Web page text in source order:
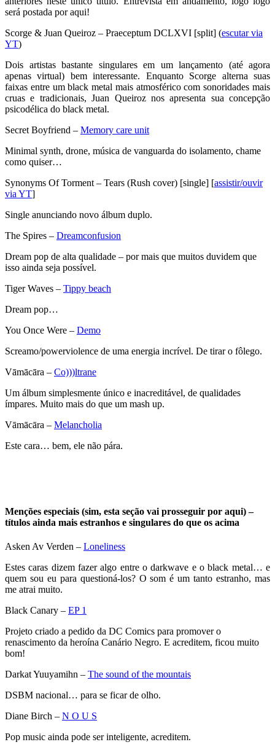
será postada por aqui!
Scorge & Juan Queiroz – Praeceptum DCLXVI [split] (escutar via
YT)
Dois artistas bastante singulares em um lançamento (até agora
apenas virtual) bem interessante. Enquanto Scorge alterna suas
faixas entre um black metal mais atmosférico com sonoridades mais
cruas e tradicionais, Juan Queiroz nos apresenta sua concepção
psicodélica do black metal.
Secret Boyfriend – Memory care unit
Minimal synth, drone, música de vanguarda do isolamento, chame
como quiser…
Synonyms Of Torment – Tears (Rush cover) [single] [assistir/ouvir
via YT]
Single anunciando novo álbum duplo.
The Spires – Dreamconfusion
Dream pop de alta qualidade – por mais que muitos duvidem que
isso ainda seja possível.
Tiger Waves – Tippy beach
Dream pop…
You Once Were – Demo
Screamo/powerviolence de uma energia incrível. De tirar o fôlego.
Vāmācāra – Co)))ltrane
Um álbum simplesmente único e inacreditável, de qualidades
ímpares. Muito mais do que um mash up.
Vāmācāra – Melancholia
Este cara… bem, ele não pára.
Menções especiais (sim, esta seção vai prosseguir por aqui) –
títulos ainda mais estranhos e singulares do que os acima
Asken Av Verden – Loneliness
Estes caras dizem fazer algo entre o darkwave e o black metal… e
quem sou eu para questioná-los? O som é um tanto estranho, mas
me atrai muito.
Black Canary – EP 1
Projeto criado a pedido da DC Comics para promover o
renascimento da heroína Canário Negro. E acreditem, ficou muito
bom!
Darkat Yuuyamihn – The sound of the mountais
DSBM nacional… para se ficar de olho.
Diane Birch – N O U S
Pop music ainda pode ser inteligente, acreditem.